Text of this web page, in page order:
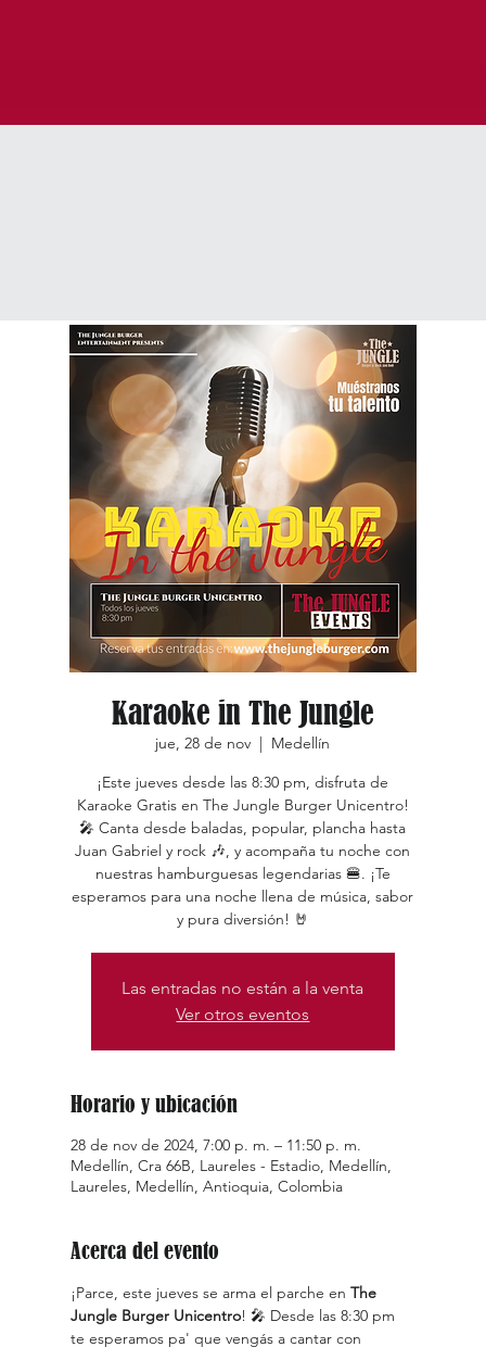
Karaoke in The Jungle
jue, 28 de nov
Medellín
¡Este jueves desde las 8:30 pm, disfruta de
Karaoke Gratis en The Jungle Burger Unicentro!
🎤 Canta desde baladas, popular, plancha hasta
Juan Gabriel y rock 🎶, y acompaña tu noche con
nuestras hamburguesas legendarias 🍔. ¡Te
esperamos para una noche llena de música, sabor
y pura diversión! 🤘
Las entradas no están a la venta
Ver otros eventos
Horario y ubicación
28 de nov de 2024, 7:00 p. m. – 11:50 p. m.
Medellín, Cra 66B, Laureles - Estadio, Medellín,
Laureles, Medellín, Antioquia, Colombia
Acerca del evento
¡Parce, este jueves se arma el parche en The
Jungle Burger Unicentro! 🎤 Desde las 8:30 pm
te esperamos pa' que vengás a cantar con